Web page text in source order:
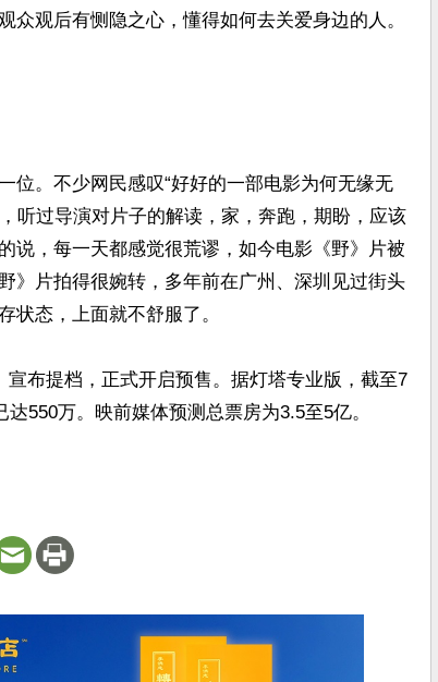
众观后有恻隐之心，懂得如何去关爱身边的人。
位。不少网民感叹“好好的一部电影为何无缘无
听过导演对片子的解读，家，奔跑，期盼，应该
说，每一天都感觉很荒谬，如今电影《野》片被
》片拍得很婉转，多年前在广州、深圳见过街头
状态，上面就不舒服了。
布提档，正式开启预售。据灯塔专业版，截至7
550万。映前媒体预测总票房为3.5至5亿。